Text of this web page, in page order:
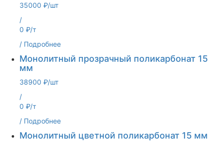
35000 ₽/шт
/
0 ₽/т
/ Подробнее
Монолитный прозрачный поликарбонат 15
мм
38900 ₽/шт
/
0 ₽/т
/ Подробнее
Монолитный цветной поликарбонат 15 мм